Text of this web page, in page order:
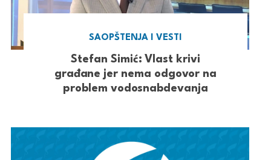
SAOPŠTENJA I VESTI
Stefan Simić: Vlast krivi
građane jer nema odgovor na
problem vodosnabdevanja